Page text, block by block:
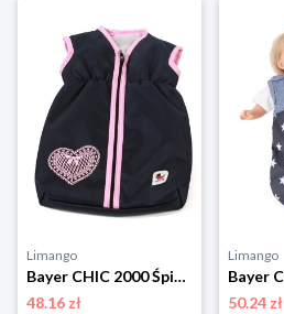
Limango
Bayer CHIC 2000 Śpiworek dla lalek - 3+ rozmiar: onesize
48.16 zł
Limango
50.24 zł